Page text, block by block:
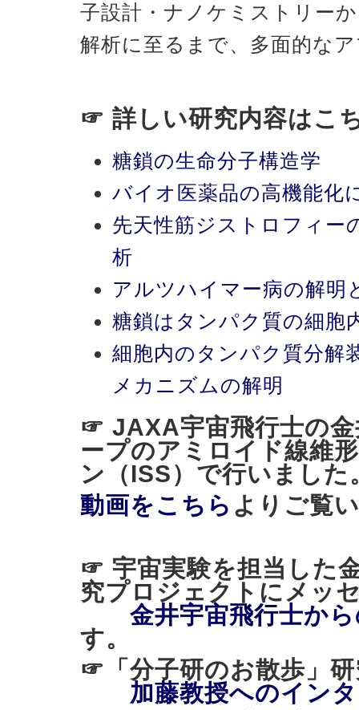
子設計・ナノケミストリー
解析に至るまで、多面的な
☞ 詳しい研究内容はこ
糖鎖の生命分子構造学
バイオ医薬品の高機能化
先天性筋ジストロフィー
析
アルツハイマー病の解明
糖鎖はタンパク質の細胞
細胞内のタンパク質分解
メカニズムの解明
☞ JAXA宇宙飛行士の金
ープのアミロイド線維
ン（ISS）で行いました
動画をこちら よりご覧
☞ 宇宙実験を担当した
究プロジェクトにメッ
金井宇宙飛行士か
す。
☞「分子研のお散歩
加藤教授へのイン